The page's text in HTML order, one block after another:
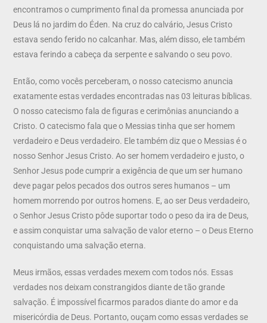
encontramos o cumprimento final da promessa anunciada por
Deus lá no jardim do Éden. Na cruz do calvário, Jesus Cristo
estava sendo ferido no calcanhar. Mas, além disso, ele também
estava ferindo a cabeça da serpente e salvando o seu povo.
Então, como vocês perceberam, o nosso catecismo anuncia
exatamente estas verdades encontradas nas 03 leituras bíblicas.
O nosso catecismo fala de figuras e cerimônias anunciando a
Cristo. O catecismo fala que o Messias tinha que ser homem
verdadeiro e Deus verdadeiro. Ele também diz que o Messias é o
nosso Senhor Jesus Cristo. Ao ser homem verdadeiro e justo, o
Senhor Jesus pode cumprir a exigência de que um ser humano
deve pagar pelos pecados dos outros seres humanos – um
homem morrendo por outros homens. E, ao ser Deus verdadeiro,
o Senhor Jesus Cristo pôde suportar todo o peso da ira de Deus,
e assim conquistar uma salvação de valor eterno – o Deus Eterno
conquistando uma salvação eterna.
Meus irmãos, essas verdades mexem com todos nós. Essas
verdades nos deixam constrangidos diante de tão grande
salvação. É impossível ficarmos parados diante do amor e da
misericórdia de Deus. Portanto, ouçam como essas verdades se